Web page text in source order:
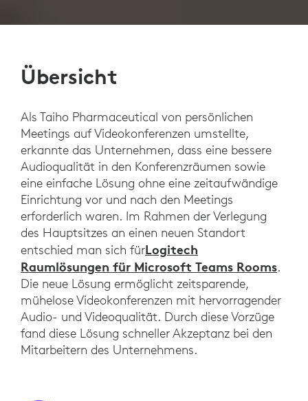
Übersicht
Als Taiho Pharmaceutical von persönlichen
Meetings auf Videokonferenzen umstellte,
erkannte das Unternehmen, dass eine bessere
Audioqualität in den Konferenzräumen sowie
eine einfache Lösung ohne eine zeitaufwändige
Einrichtung vor und nach den Meetings
erforderlich waren. Im Rahmen der Verlegung
des Hauptsitzes an einen neuen Standort
entschied man sich fürLogitech
Raumlösungen für Microsoft Teams Rooms.
Die neue Lösung ermöglicht zeitsparende,
mühelose Videokonferenzen mit hervorragender
Audio- und Videoqualität. Durch diese Vorzüge
fand diese Lösung schneller Akzeptanz bei den
Mitarbeitern des Unternehmens.